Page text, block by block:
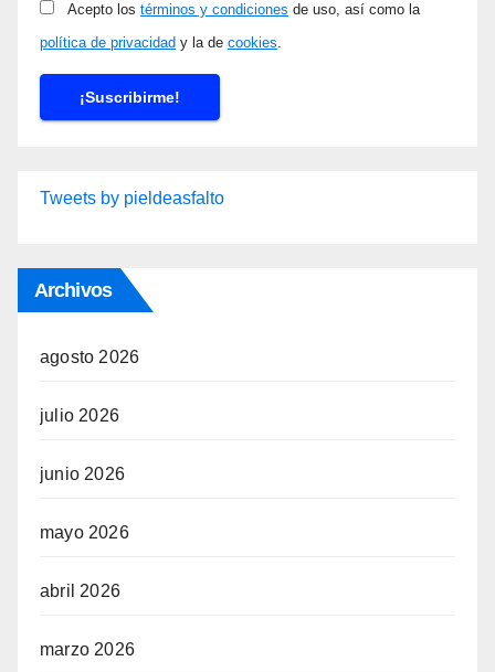
Acepto los términos y condiciones de uso, así como la
política de privacidad y la de cookies.
Tweets by pieldeasfalto
Archivos
agosto 2026
julio 2026
junio 2026
mayo 2026
abril 2026
marzo 2026